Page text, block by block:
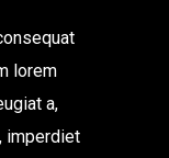
lorem
a,
imperdiet